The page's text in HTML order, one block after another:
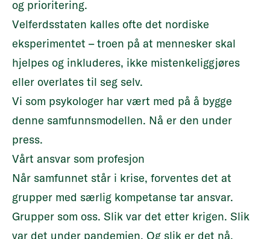
og prioritering.
Velferdsstaten kalles ofte det nordiske
eksperimentet – troen på at mennesker skal
hjelpes og inkluderes, ikke mistenkeliggjøres
eller overlates til seg selv.
Vi som psykologer har vært med på å bygge
denne samfunnsmodellen. Nå er den under
press.
Vårt ansvar som profesjon
Når samfunnet står i krise, forventes det at
grupper med særlig kompetanse tar ansvar.
Grupper som oss. Slik var det etter krigen. Slik
var det under pandemien. Og slik er det nå.